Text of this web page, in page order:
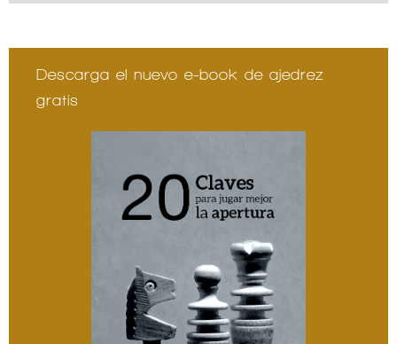
Descarga el nuevo e-book de ajedrez
gratis